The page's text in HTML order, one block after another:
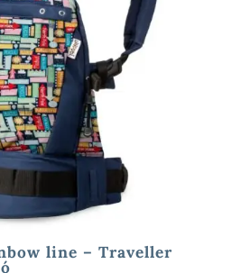
line – Traveller